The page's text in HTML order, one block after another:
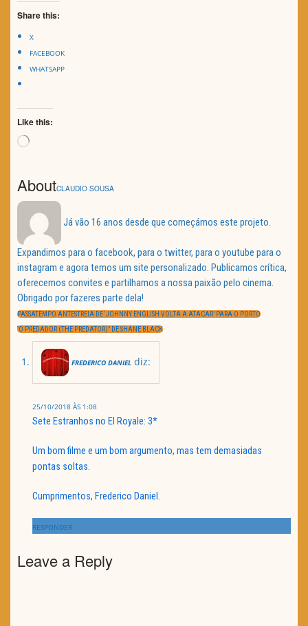
Share this:
X
FACEBOOK
WHATSAPP
Like this:
Loading…
AboutCLAUDIO SOUSA
Já vão 16 anos desde que começámos este projeto.
Expandimos para o facebook, para o twitter, para o youtube para o
instagram e agora temos um site personalizado. Publicamos crítica,
oferecemos convites e partilhamos a nossa paixão pelo cinema.
Obrigado por fazeres parte dela!
Navegação
de
artigos
PREVIOUS
POST:
PASSATEMPO ANTESTREIA DE ‘JOHNNY ENGLISH VOLTA A ATACAR’ PARA O PORTO
NEXT
POST:
“O PREDADOR (THE PREDATOR)” DE SHANE BLACK
FREDERICO DANIEL diz:
25/10/2018 ÀS 1:08
Sete Estranhos no El Royale: 3*
Um bom filme e um bom argumento, mas tem demasiadas
pontas soltas.
Cumprimentos, Frederico Daniel.
RESPONDER
Leave a Reply